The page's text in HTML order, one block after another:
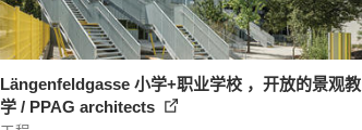
Längenfeldgasse 小学+职业学校 ，开放的景观教
学 / PPAG architects